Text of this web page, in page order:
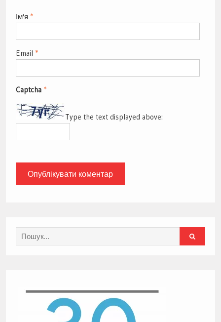
Ім'я *
Email *
Captcha *
Type the text displayed above:
Search
for: